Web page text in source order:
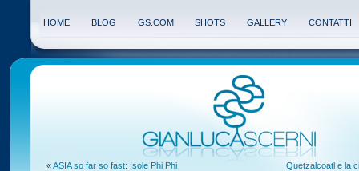
HOME BLOG GS.COM SHOTS GALLERY CONTATTI
«ASIA so far so fast: Isole Phi Phi Quetzalcoatl e la